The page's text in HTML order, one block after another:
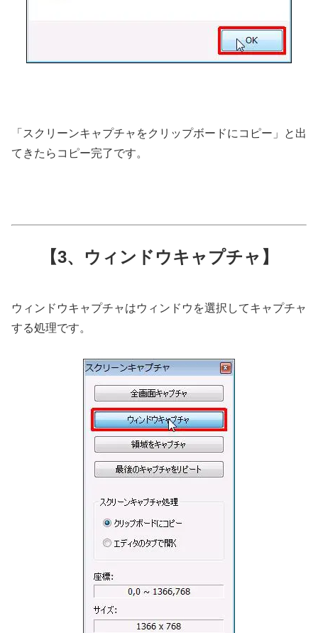
「スクリーンキャプチャをクリップボードにコピー」と出
てきたらコピー完了です。
【3、ウィンドウキャプチャ】
ウィンドウキャプチャはウィンドウを選択してキャプチャ
する処理です。